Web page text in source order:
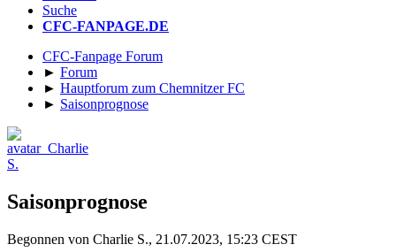
Suche
CFC-FANPAGE.DE
CFC-Fanpage Forum
► Forum
► Hauptforum zum Chemnitzer FC
► Saisonprognose
Saisonprognose
Begonnen von Charlie S., 21.07.2023, 15:23 CEST